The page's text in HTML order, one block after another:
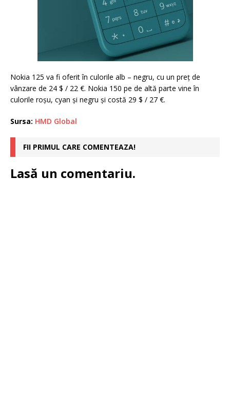
Nokia 125 va fi oferit în culorile alb – negru, cu un preț de
vânzare de 24 $ / 22 €. Nokia 150 pe de altă parte vine în
culorile roșu, cyan și negru și costă 29 $ / 27 €.
Sursa: HMD Global
FII PRIMUL CARE COMENTEAZA!
Lasă un comentariu.